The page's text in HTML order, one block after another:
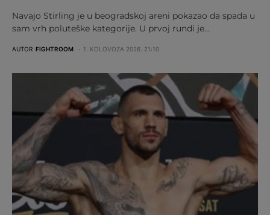
Navajo Stirling je u beogradskoj areni pokazao da spada u
sam vrh poluteške kategorije. U prvoj rundi je…
AUTOR FIGHTROOM 1. KOLOVOZA 2026. 21:10